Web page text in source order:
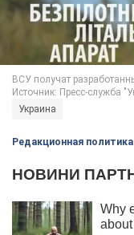
Украина
Редакционная политика